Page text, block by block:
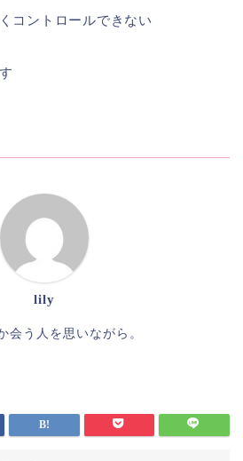
コントロールできない
lily
会う人を思いながら。